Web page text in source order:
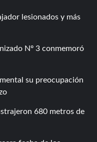
lesionados y más
Nº 3 conmemoró
su preocupación
680 metros de